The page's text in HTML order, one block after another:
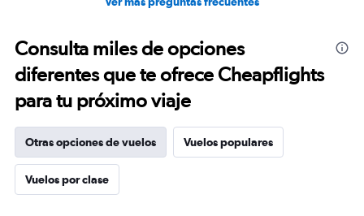
Consulta miles de opciones
diferentes que te ofrece Cheapflights
para tu próximo viaje
Otras opciones de vuelos Vuelos populares
Vuelos por clase